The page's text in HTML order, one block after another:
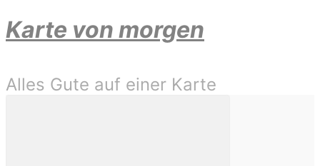
Karte von morgen
Alles Gute auf einer Karte